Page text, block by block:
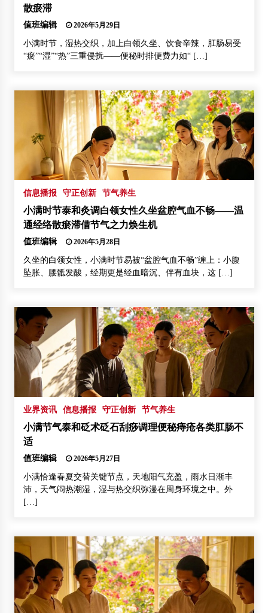
散瘀滞
值班编辑 2026年5月29日
小满时节，湿热交织，加上白领久坐、饮食辛辣，肛肠易受
“瘀”“湿”“热”三重侵扰——便秘时排便费力如“ […]
信息播报 守正创新 节气养生
小满时节泰和灸调白领女性久坐盆腔气血不畅——温
通经络散瘀滞借节气之力焕生机
值班编辑 2026年5月28日
久坐的白领女性，小满时节易被“盆腔气血不畅”缠上：小腹
坠胀、腰骶发酸，经期更是经血暗沉、伴有血块，这 […]
业界资讯 信息播报 守正创新 节气养生
小满节气泰和砭术砭石刮痧调理便秘痔疮各类肛肠不
适
值班编辑 2026年5月27日
小满恰逢春夏交替关键节点，天地阳气充盈，雨水日渐丰
沛，天气闷热潮湿，湿与热交织弥漫在周身环境之中。外
[…]